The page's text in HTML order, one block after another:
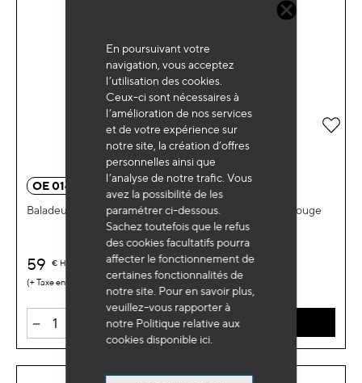
En poursuivant votre
navigation, vous acceptez
l’utilisation des cookies.
Ceux-ci sont nécessaires à
l’amélioration de nos services
et de votre expérience sur
notre site, la création d’offres
personnelles ainsi que
l’analyse de notre trafic. Vous
avez la possibilité de les
paramétrer ci-dessous.
Sachez toutefois que le refus
des cookies facultatifs pourra
affecter le fonctionnement de
certaines fonctionnalités de
notre site. Pour en savoir plus,
veuillez-vous rapporter à
notre Politique relative aux
cookies disponible ici
OE 0143R
Baladeuse rechargeable ultra fine à intensité variable rouge
59 € HT
0,10 €
- AJOUTER AU PANIER